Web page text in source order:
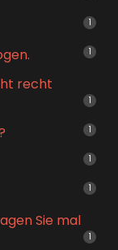
1
1
recht
1
1
1
1
Sie mal
1